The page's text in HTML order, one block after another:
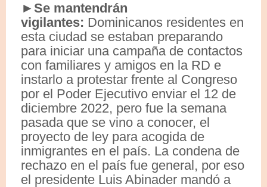
►Se mantendrán
vigilantes: Dominicanos residentes en
esta ciudad se estaban preparando
para iniciar una campaña de contactos
con familiares y amigos en la RD e
instarlo a protestar frente al Congreso
por el Poder Ejecutivo enviar el 12 de
diciembre 2022, pero fue la semana
pasada que se vino a conocer, el
proyecto de ley para acogida de
inmigrantes en el país. La condena de
rechazo en el país fue general, por eso
el presidente Luis Abinader mandó a